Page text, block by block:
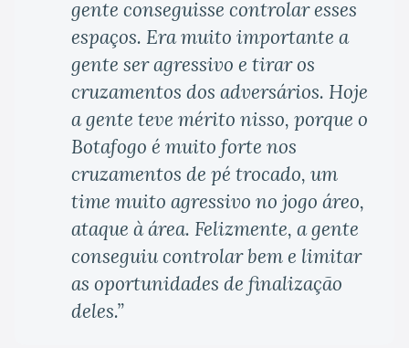
gente conseguisse controlar esses
espaços. Era muito importante a
gente ser agressivo e tirar os
cruzamentos dos adversários. Hoje
a gente teve mérito nisso, porque o
Botafogo é muito forte nos
cruzamentos de pé trocado, um
time muito agressivo no jogo áreo,
ataque à área. Felizmente, a gente
conseguiu controlar bem e limitar
as oportunidades de finalização
deles.”